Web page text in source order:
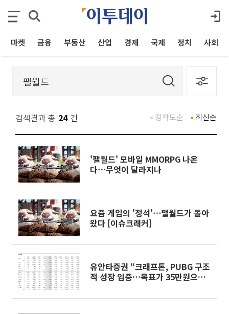
마켓 금융 부동산 산업 경제 국제 정치 사회
검색결과 총 24 건 최신순
정확도순
'팰월드' 모바일 MMORPG 나온
다⋯무엇이 달라지나
요즘 게임의 '정석'⋯팰월드가 돌아
왔다 [이슈크래커]
유안타증권 “크래프톤, PUBG 구조
적 성장 입증…목표가 35만원으로